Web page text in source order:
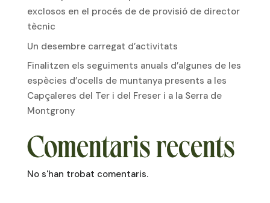
exclosos en el procés de de provisió de director
tècnic
Un desembre carregat d’activitats
Finalitzen els seguiments anuals d’algunes de les
espècies d’ocells de muntanya presents a les
Capçaleres del Ter i del Freser i a la Serra de
Montgrony
Comentaris recents
No s'han trobat comentaris.